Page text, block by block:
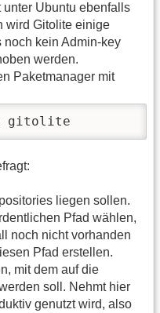
Ubuntu ebenfalls
wird Gitolite einige
kein Admin-key
werden.
Paketmanager mit
gitolite
liegen sollen.
Pfad wählen,
noch nicht vorhanden
Pfad erstellen.
mit dem auf die
soll. Nehmt hier
genutzt wird, also